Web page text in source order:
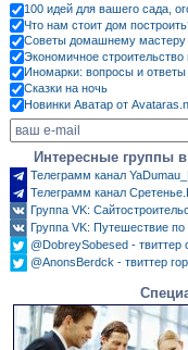
100 идей для вашего сада,
Что нам стоит дом
Советы домашнему мастеру
Экономичное строительство
Иномарки: вопросы и
Сказки на ночь
Новинки Аватар от
Интересные группы в
Телеграмм канал
Телеграмм канал
Группа VK:
Группа VK: Путешествие
@DobreySobesed - твиттер
@AnonsBerdck - твиттер